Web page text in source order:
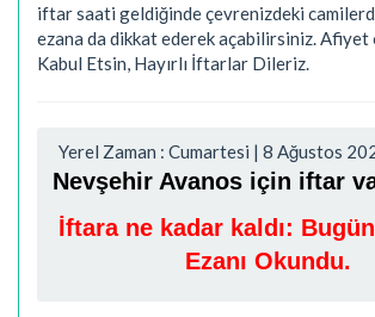
iftar saati geldiğinde çevrenizdeki
ezana da dikkat ederek açabilirsiniz. Afiyet
Kabul Etsin, Hayırlı İftarlar Dileriz.
Yerel Zaman : Cumartesi | 8 Ağustos
Nevşehir Avanos için iftar
İftara ne kadar kaldı:
Ezanı Okundu.